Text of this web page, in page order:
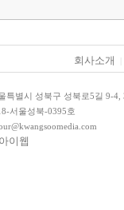
회사소개
특별시 성북구 성북로5길 9-4,
서울성북-0395호
이웹